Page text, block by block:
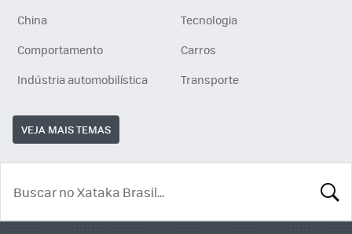
China
Tecnologia
Comportamento
Carros
Indústria automobilística
Transporte
VEJA MAIS TEMAS